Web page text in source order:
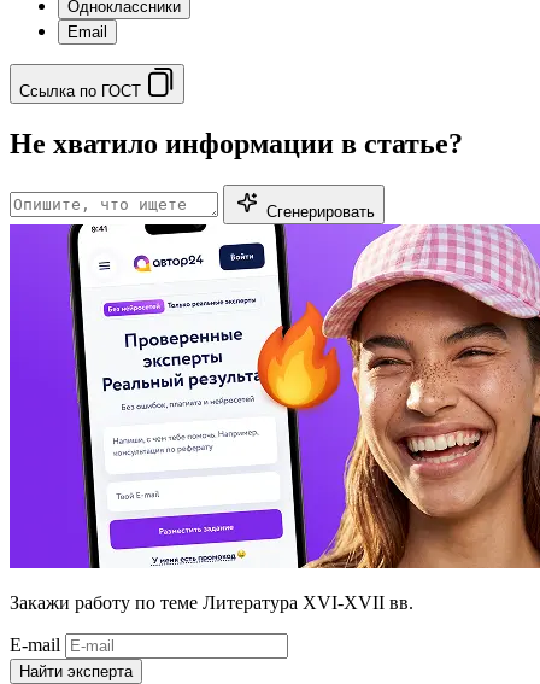
Одноклассники
Email
Ссылка по ГОСТ
Не хватило информации в статье?
Сгенерировать
Закажи работу по теме Литература XVI-XVII вв.
E-mail
Найти эксперта